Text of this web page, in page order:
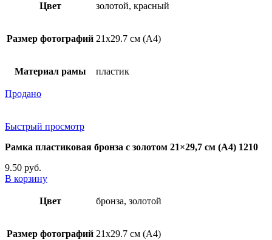
Цвет золотой, красный
Размер фотографий 21х29.7 см (А4)
Материал рамы пластик
Продано
Быстрый просмотр
Рамка пластиковая бронза с золотом 21×29,7 см (А4) 1210
9.50 руб.
В корзину
Цвет бронза, золотой
Размер фотографий 21х29.7 см (А4)